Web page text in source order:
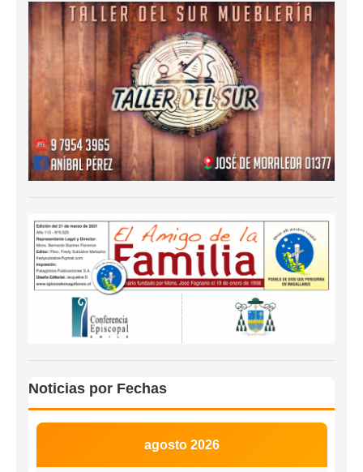
Noticias por Fechas
agosto 2026